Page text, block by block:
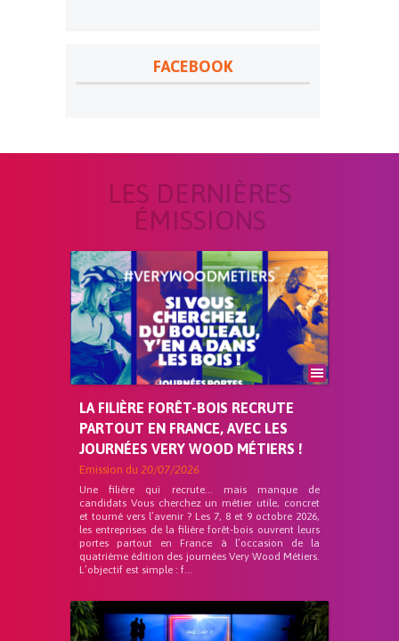
FACEBOOK
LES DERNIÈRES
ÉMISSIONS
LA FILIÈRE FORÊT-BOIS RECRUTE
PARTOUT EN FRANCE, AVEC LES
JOURNÉES VERY WOOD MÉTIERS !
Emission du 20/07/2026
Une filière qui recrute… mais manque de
candidats Vous cherchez un métier utile, concret
et tourné vers l’avenir ? Les 7, 8 et 9 octobre 2026,
les entreprises de la filière forêt-bois ouvrent leurs
portes partout en France à l’occasion de la
quatrième édition des journées Very Wood Métiers.
L’objectif est simple : f...